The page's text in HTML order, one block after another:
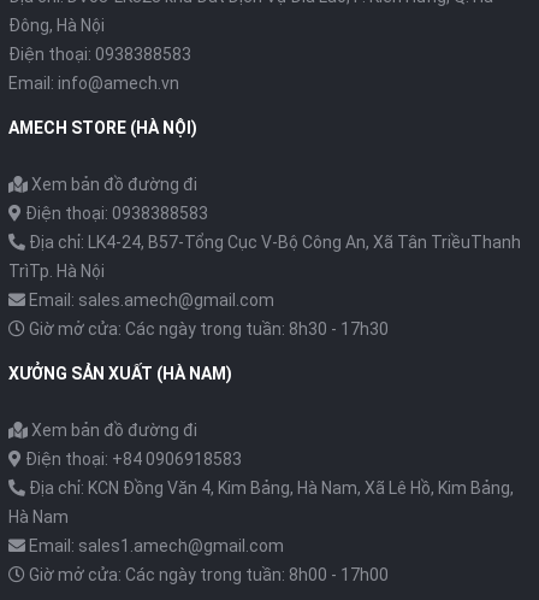
Đông, Hà Nội
Điện thoại: 0938388583
Email: info@amech.vn
AMECH STORE (HÀ NỘI)
Xem bản đồ đường đi
Điện thoại: 0938388583
Địa chỉ: LK4-24, B57-Tổng Cục V-Bộ Công An, Xã Tân TriềuThanh
TrìTp. Hà Nội
Email: sales.amech@gmail.com
Giờ mở cửa: Các ngày trong tuần: 8h30 - 17h30
XƯỞNG SẢN XUẤT (HÀ NAM)
Xem bản đồ đường đi
Điện thoại: +84 0906918583
Địa chỉ: KCN Đồng Văn 4, Kim Bảng, Hà Nam, Xã Lê Hồ, Kim Bảng,
Hà Nam
Email: sales1.amech@gmail.com
Giờ mở cửa: Các ngày trong tuần: 8h00 - 17h00